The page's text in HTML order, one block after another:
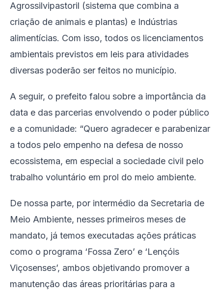
Agrossilvipastoril (sistema que combina a
criação de animais e plantas) e Indústrias
alimentícias. Com isso, todos os licenciamentos
ambientais previstos em leis para atividades
diversas poderão ser feitos no município.
A seguir, o prefeito falou sobre a importância da
data e das parcerias envolvendo o poder público
e a comunidade: “Quero agradecer e parabenizar
a todos pelo empenho na defesa de nosso
ecossistema, em especial a sociedade civil pelo
trabalho voluntário em prol do meio ambiente.
De nossa parte, por intermédio da Secretaria de
Meio Ambiente, nesses primeiros meses de
mandato, já temos executadas ações práticas
como o programa ‘Fossa Zero’ e ‘Lençóis
Viçosenses’, ambos objetivando promover a
manutenção das áreas prioritárias para a